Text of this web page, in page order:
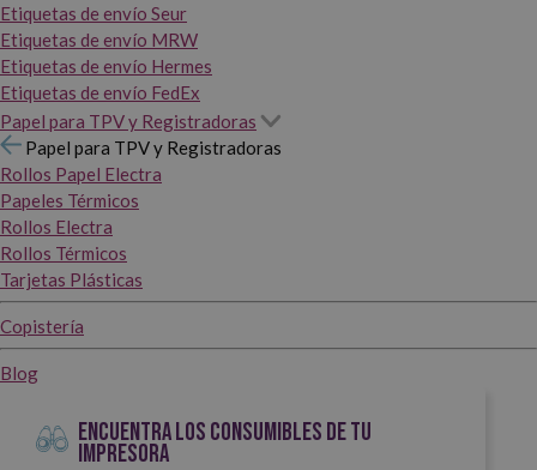
Etiquetas de envío Seur
Etiquetas de envío MRW
Etiquetas de envío Hermes
Etiquetas de envío FedEx
Papel para TPV y Registradoras
Papel para TPV y Registradoras
Rollos Papel Electra
Papeles Térmicos
Rollos Electra
Rollos Térmicos
Tarjetas Plásticas
Copistería
Blog
ENCUENTRA LOS CONSUMIBLES DE TU
IMPRESORA